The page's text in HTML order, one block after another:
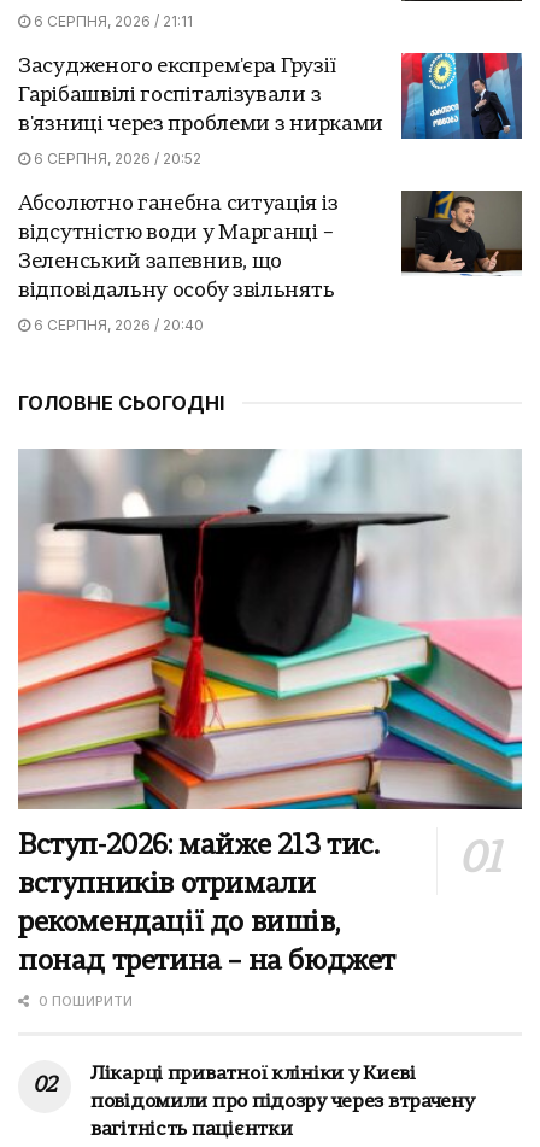
6 СЕРПНЯ, 2026 / 21:11
Засудженого експрем'єра Грузії
Гарібашвілі госпіталізували з
в'язниці через проблеми з нирками
6 СЕРПНЯ, 2026 / 20:52
Абсолютно ганебна ситуація із
відсутністю води у Марганці –
Зеленський запевнив, що
відповідальну особу звільнять
6 СЕРПНЯ, 2026 / 20:40
ГОЛОВНЕ СЬОГОДНІ
Вступ-2026: майже 213 тис.
вступників отримали
рекомендації до вишів,
понад третина – на бюджет
0 ПОШИРИТИ
Лікарці приватної клініки у Києві
повідомили про підозру через втрачену
вагітність пацієнтки